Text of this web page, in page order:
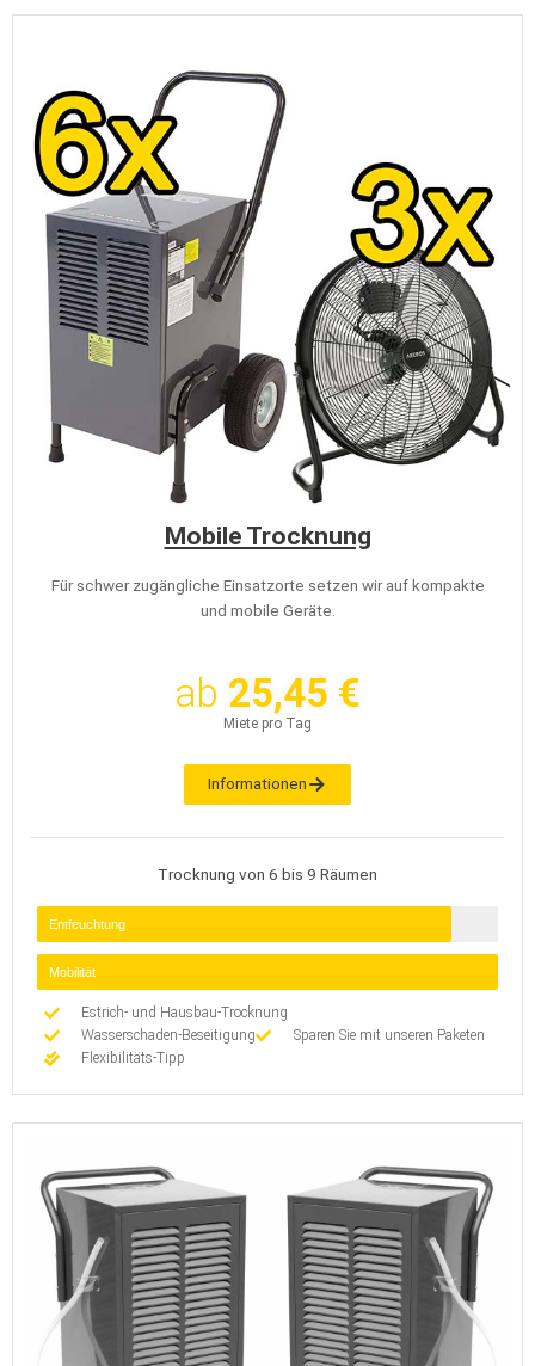
Mobile Trocknung
Für schwer zugängliche Einsatzorte setzen wir auf kompakte
und mobile Geräte.
ab 25,45 €
Miete pro Tag
Informationen
Trocknung von 6 bis 9 Räumen
Entfeuchtung
Mobilität
Estrich- und Hausbau-Trocknung
Wasserschaden-Beseitigung
Sparen Sie mit unseren Paketen
Flexibilitäts-Tipp